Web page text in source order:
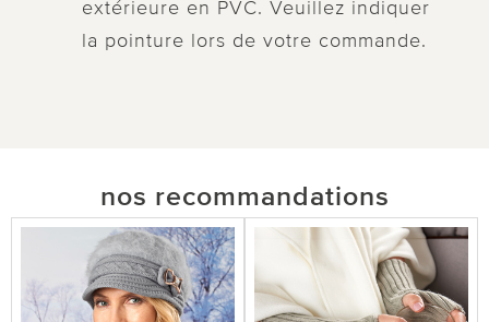
extérieure en PVC. Veuillez indiquer
la pointure lors de votre commande.
nos recommandations